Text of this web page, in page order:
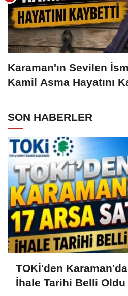
Karaman'ın Sevilen
Kamil Asma Hayatını
SON HABERLER
TOKİ'den Karaman'da
İhale Tarihi Belli Oldu